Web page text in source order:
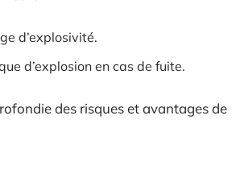
d’explosivité.
d’explosion en cas de fuite.
des risques et avantages de